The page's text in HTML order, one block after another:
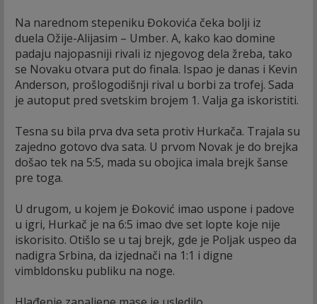
Na narednom stepeniku Đokovića čeka bolji iz
duela Ožije-Alijasim – Umber. A, kako kao domine
padaju najopasniji rivali iz njegovog dela žreba, tako
se Novaku otvara put do finala. Ispao je danas i Kevin
Anderson, prošlogodišnji rival u borbi za trofej. Sada
je autoput pred svetskim brojem 1. Valja ga iskoristiti.
Tesna su bila prva dva seta protiv Hurkača. Trajala su
zajedno gotovo dva sata. U prvom Novak je do brejka
došao tek na 5:5, mada su obojica imala brejk šanse
pre toga.
U drugom, u kojem je Đoković imao uspone i padove
u igri, Hurkač je na 6:5 imao dve set lopte koje nije
iskorisito. Otišlo se u taj brejk, gde je Poljak uspeo da
nadigra Srbina, da izjednači na 1:1 i digne
vimbldonsku publiku na noge.